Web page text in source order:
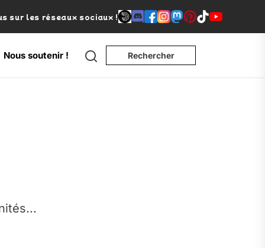
sur les réseaux sociaux !
Nous soutenir ! Search Rechercher